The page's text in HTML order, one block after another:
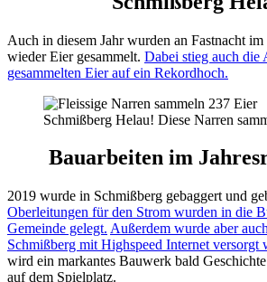
Auch in diesem Jahr wurden an Fastnacht
wieder Eier gesammelt. Dabei stieg auch die
gesammelten Eier auf ein Rekordhoch.
Schmißberg Helau! Diese Narren
Bauarbeiten im
2019 wurde in Schmißberg gebaggert und
Oberleitungen für den Strom wurden in die
Gemeinde gelegt. Außerdem wurde aber
Schmißberg mit Highspeed Internet versorgt
wird ein markantes Bauwerk bald
auf dem Spielplatz.